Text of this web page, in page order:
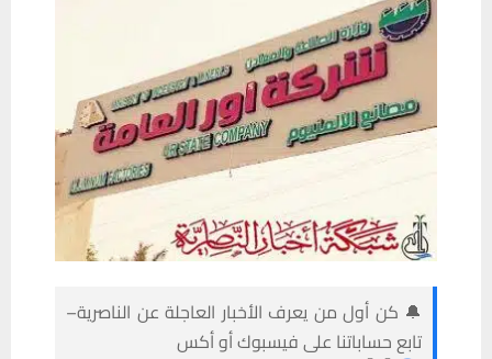
🔔 كن أول من يعرف الأخبار العاجلة عن الناصرية–
تابع حساباتنا على فيسبوك أو أكس